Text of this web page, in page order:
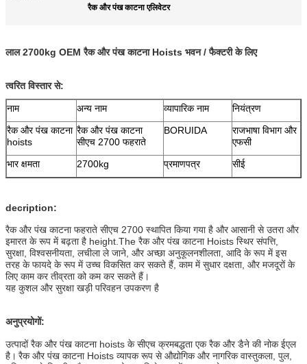
रैक और पंख काटना एलिवेटर
लाल 2700kg OEM रैक और पंख काटना Hoists भवन / फैक्टरी के लिए
त्वरित विस्तार से:
नाम अन्य नाम व्यापारिक नाम
नियंत्रण
रैक और पंख काटना
hoists
रैक और पंख काटना
सीएच 2700 फहराते
BORUIDA
राजभाषा विभाग और
एफसी
भार क्षमता
2700kg प्रमाणपत्र सीई
decription:
रैक और पंख काटना फहराते सीएच 2700 स्थापित किया गया है और आसानी से उतरा और
इमारत के रूप में बढ़ता है height.The रैक और पंख काटना Hoists स्थिर संपत्ति,
सुरक्षा, विश्वसनीयता, लचीला ले जाने, और अच्छा अनुकूलनशीलता, आदि के रूप में इस
तरह के फायदे के रूप में उच्च विकसित कर सकते हैं, काम में सुधार दक्षता, और मजदूरों के
लिए काम कर तीव्रता को कम कर सकते हैं।
यह कुशल और सुरक्षा खड़ी परिवहन उपकरण है
अनुप्रयोगों:
उत्पादों रैक और पंख काटना hoists के सीएच क्रमबद्धता एक रैक और डैने की नोक ईएल
है। रैक और पंख काटना Hoists व्यापक रूप से औद्योगिक और नागरिक वास्तुकला, पुल,